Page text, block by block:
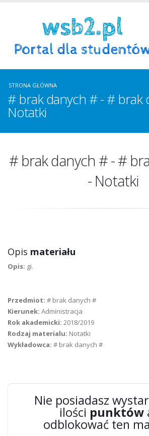
STRONA GŁÓWNA
# brak danych # - # brak
Notatki
# brak danych # - #
- Notatki
Opis materiału
Opis: gi.
Przedmiot: # brak danych #
Kierunek: Administracja
Rok akademicki: 2018/2019
Rodzaj materialu: Notatki
Wykładowca: # brak danych #
Nie posiadasz
ilości punktów
odblokować ten